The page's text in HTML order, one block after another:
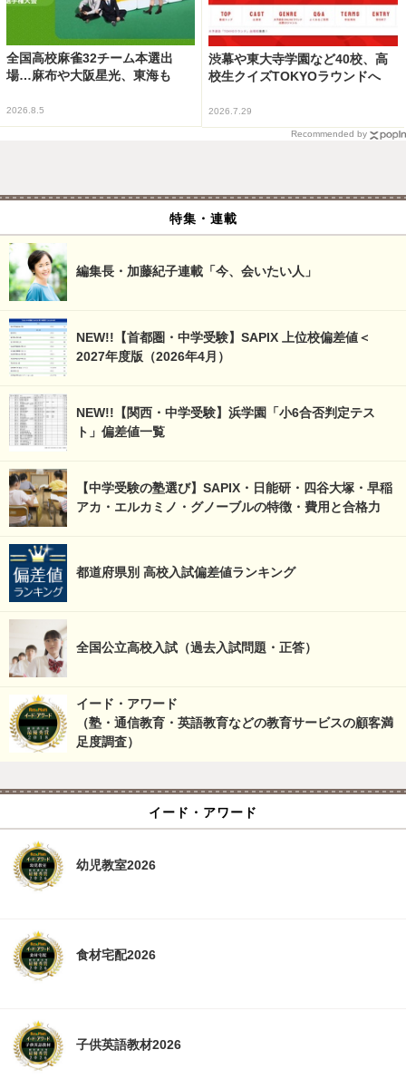
全国高校麻雀32チーム本選出
場…麻布や大阪星光、東海も
2026.8.5
渋幕や東大寺学園など40校、高
校生クイズTOKYOラウンドへ
2026.7.29
Recommended by
特集・連載
編集長・加藤紀子連載「今、会いたい人」
NEW!!【首都圏・中学受験】SAPIX 上位校偏差値＜
2027年度版（2026年4月）
NEW!!【関西・中学受験】浜学園「小6合否判定テス
ト」偏差値一覧
【中学受験の塾選び】SAPIX・日能研・四谷大塚・早稲
アカ・エルカミノ・グノーブルの特徴・費用と合格力
都道府県別 高校入試偏差値ランキング
全国公立高校入試（過去入試問題・正答）
イード・アワード
（塾・通信教育・英語教育などの教育サービスの顧客満
足度調査）
イード・アワード
幼児教室2026
食材宅配2026
子供英語教材2026